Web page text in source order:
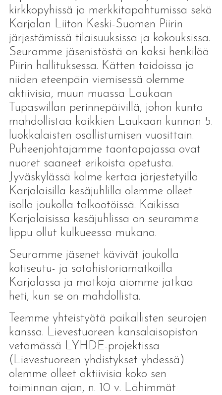
kirkkopyhissä ja merkkitapahtumissa sekä
Karjalan Liiton Keski-Suomen Piirin
järjestämissä tilaisuuksissa ja kokouksissa.
Seuramme jäsenistöstä on kaksi henkilöä
Piirin hallituksessa. Kätten taidoissa ja
niiden eteenpäin viemisessä olemme
aktiivisia, muun muassa Laukaan
Tupaswillan perinnepäivillä, johon kunta
mahdollistaa kaikkien Laukaan kunnan 5.
luokkalaisten osallistumisen vuosittain.
Puheenjohtajamme taontapajassa ovat
nuoret saaneet erikoista opetusta.
Jyväskylässä kolme kertaa järjestetyillä
Karjalaisilla kesäjuhlilla olemme olleet
isolla joukolla talkootöissä. Kaikissa
Karjalaisissa kesäjuhlissa on seuramme
lippu ollut kulkueessa mukana.
Seuramme jäsenet kävivät joukolla
kotiseutu- ja sotahistoriamatkoilla
Karjalassa ja matkoja aiomme jatkaa
heti, kun se on mahdollista.
Teemme yhteistyötä paikallisten seurojen
kanssa. Lievestuoreen kansalaisopiston
vetämässä LYHDE-projektissa
(Lievestuoreen yhdistykset yhdessä)
olemme olleet aktiivisia koko sen
toiminnan ajan, n. 10 v. Lähimmät